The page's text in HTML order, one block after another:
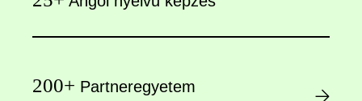
200+ Partneregyetem